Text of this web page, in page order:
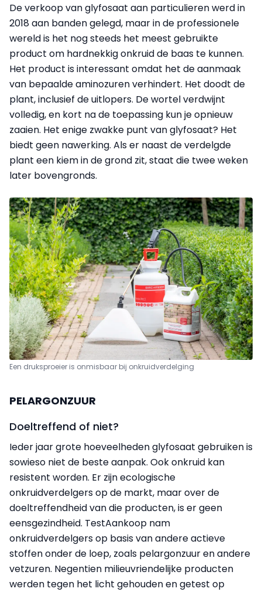
De verkoop van glyfosaat aan particulieren werd in
2018 aan banden gelegd, maar in de professionele
wereld is het nog steeds het meest gebruikte
product om hardnekkig onkruid de baas te kunnen.
Het product is interessant omdat het de aanmaak
van bepaalde aminozuren verhindert. Het doodt de
plant, inclusief de uitlopers. De wortel verdwijnt
volledig, en kort na de toepassing kun je opnieuw
zaaien. Het enige zwakke punt van glyfosaat? Het
biedt geen nawerking. Als er naast de verdelgde
plant een kiem in de grond zit, staat die twee weken
later bovengronds.
Een druksproeier is onmisbaar bij onkruidverdelging
PELARGONZUUR
Doeltreffend of niet?
Ieder jaar grote hoeveelheden glyfosaat gebruiken is
sowieso niet de beste aanpak. Ook onkruid kan
resistent worden. Er zijn ecologische
onkruidverdelgers op de markt, maar over de
doeltreffendheid van die producten, is er geen
eensgezindheid. TestAankoop nam
onkruidverdelgers op basis van andere actieve
stoffen onder de loep, zoals pelargonzuur en andere
vetzuren. Negentien milieuvriendelijke producten
werden tegen het licht gehouden en getest op